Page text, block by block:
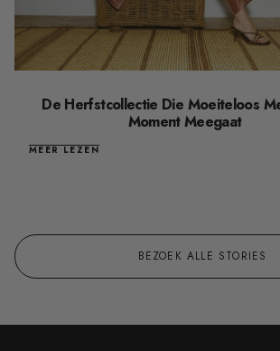
De Herfstcollectie Die Moeiteloos
Moment Meegaat
MEER LEZEN
BEZOEK ALLE STORIES